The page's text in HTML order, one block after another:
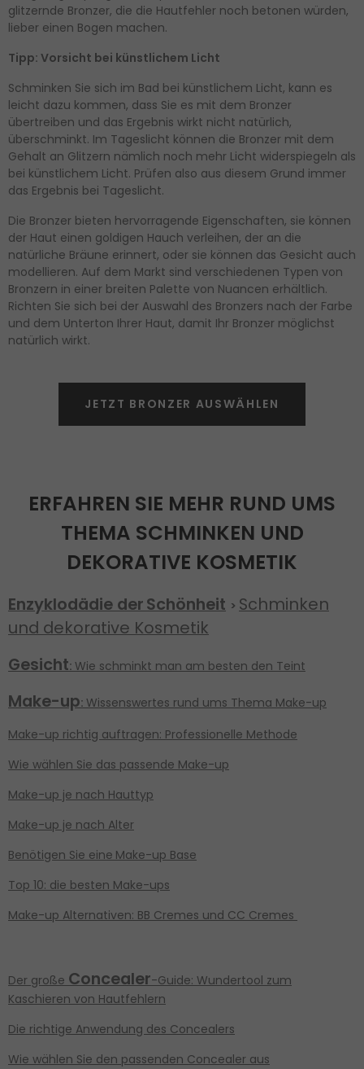
glitzernde Bronzer, die die Hautfehler noch betonen würden,
lieber einen Bogen machen.
Tipp: Vorsicht bei künstlichem Licht
Schminken Sie sich im Bad bei künstlichem Licht, kann es
leicht dazu kommen, dass Sie es mit dem Bronzer
übertreiben und das Ergebnis wirkt nicht natürlich,
überschminkt. Im Tageslicht können die Bronzer mit dem
Gehalt an Glitzern nämlich noch mehr Licht widerspiegeln als
bei künstlichem Licht. Prüfen also aus diesem Grund immer
das Ergebnis bei Tageslicht.
Die Bronzer bieten hervorragende Eigenschaften, sie können
der Haut einen goldigen Hauch verleihen, der an die
natürliche Bräune erinnert, oder sie können das Gesicht auch
modellieren. Auf dem Markt sind verschiedenen Typen von
Bronzern in einer breiten Palette von Nuancen erhältlich.
Richten Sie sich bei der Auswahl des Bronzers nach der Farbe
und dem Unterton Ihrer Haut, damit Ihr Bronzer möglichst
natürlich wirkt.
JETZT BRONZER AUSWÄHLEN
ERFAHREN SIE MEHR RUND UMS
THEMA SCHMINKEN UND
DEKORATIVE KOSMETIK
Enzyklodädie derSchönheit > Schminken
und dekorative Kosmetik
Gesicht: Wie schminkt man am besten den Teint
Make-up: Wissenswertes rund ums Thema Make-up
Make-up richtig auftragen: Professionelle Methode
Wie wählen Sie das passende Make-up
Make-up je nach Hauttyp
Make-up je nach Alter
Benötigen Sie eine Make-up Base
Top 10: die besten Make-ups
Make-up Alternativen: BB Cremes und CC Cremes
Der große Concealer-Guide: Wundertool zum
Kaschieren von Hautfehlern
Die richtige Anwendung des Concealers
Wie wählen Sie den passenden Concealer aus